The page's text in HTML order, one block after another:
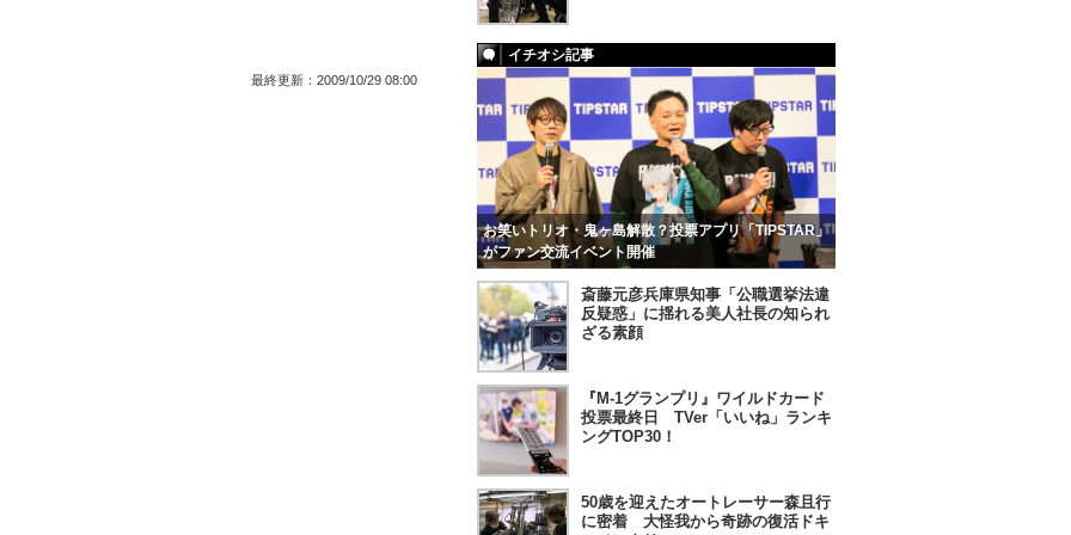
最終更新： 2009/10/29 08:00
イチオシ記事
お笑いトリオ・鬼ヶ島解散？投票アプリ「TIPSTAR」
がファン交流イベント開催
斎藤元彦兵庫県知事「公職選挙法違
反疑惑」に揺れる美人社長の知られ
ざる素顔
『M-1グランプリ』ワイルドカード
投票最終日 TVer「いいね」ランキ
ングTOP30！
50歳を迎えたオートレーサー森且行
に密着 大怪我から奇跡の復活ドキ